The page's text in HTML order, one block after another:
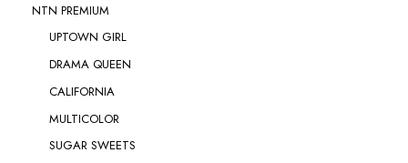
NTN PREMIUM
UPTOWN GIRL
DRAMA QUEEN
CALIFORNIA
MULTICOLOR
SUGAR SWEETS